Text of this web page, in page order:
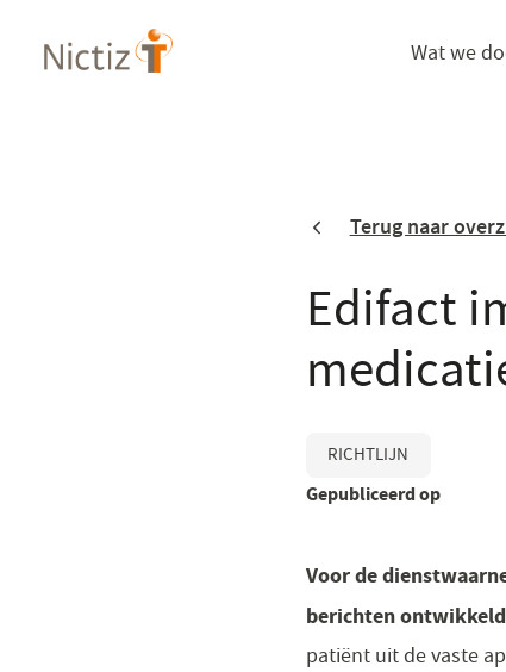
en
Wat we
Terug naar
Edifact
RICHTLIJN
Gepubliceerd op
Voor de
berichten
patiënt uit de vaste